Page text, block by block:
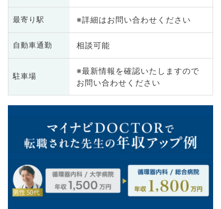
最寄り駅 ※詳細はお問い合わせください
自動車通勤 相談可能
駐車場
※最新情報を確認いたしますので
お問い合わせください